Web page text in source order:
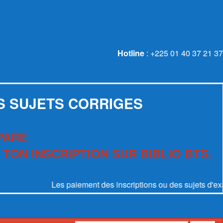
Hotline : +225 01 40 37 21 37
SUJETS CORRIGES
INSCRIPTION SUR BIBLIO BTS.
Les paiement des inscriptions ou des sujets d'examen